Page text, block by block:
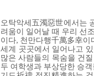
오탁악세五濁惡世에서는
려움이 일어날 때 우리 선
이다, 천만다행千萬多幸이
세계 곳곳에서 일어나고
많은 사람들의 목숨을 건
두 여학생과 부상당한 승